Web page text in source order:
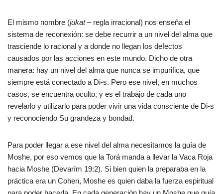
El mismo nombre (jukat– regla irracional) nos enseña el
sistema de reconexión: se debe recurrir a un nivel del alma que
trasciende lo racional y a donde no llegan los defectos
causados por las acciones en este mundo. Dicho de otra
manera: hay un nivel del alma que nunca se impurifica, que
siempre está conectado a Di-s. Pero ese nivel, en muchos
casos, se encuentra oculto, y es el trabajo de cada uno
revelarlo y utilizarlo para poder vivir una vida consciente de Di-s
y reconociendo Su grandeza y bondad.
Para poder llegar a ese nivel del alma necesitamos la guía de
Moshe, por eso vemos que la Torá manda a llevar la Vaca Roja
hacia Moshe (Devarím 19:2). Si bien quien la preparaba en la
práctica era un Cohen, Moshe es quien daba la fuerza espiritual